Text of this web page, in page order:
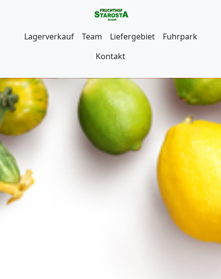
Lagerverkauf Team Liefergebiet
Fuhrpark
Kontakt